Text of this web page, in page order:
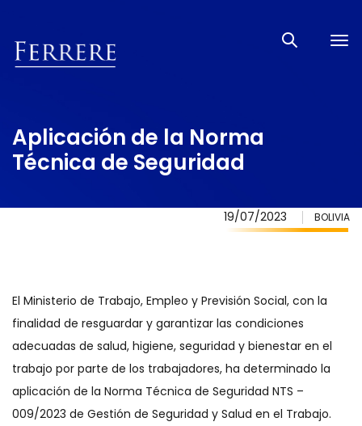
Aplicación de la Norma
Técnica de Seguridad
19/07/2023 BOLIVIA
El Ministerio de Trabajo, Empleo y Previsión Social, con la
finalidad de resguardar y garantizar las condiciones
adecuadas de salud, higiene, seguridad y bienestar en el
trabajo por parte de los trabajadores, ha determinado la
aplicación de la Norma Técnica de Seguridad NTS –
009/2023 de Gestión de Seguridad y Salud en el Trabajo.